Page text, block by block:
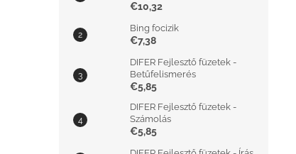
€10,32
Bing focizik
€7,38
DIFER Fejlesztő füzetek -
Betűfelismerés
€5,85
DIFER Fejlesztő füzetek -
Számolás
€5,85